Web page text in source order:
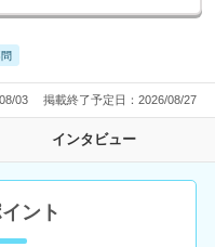
03 掲載終了予定日：2026/08/27
インタビュー
ント